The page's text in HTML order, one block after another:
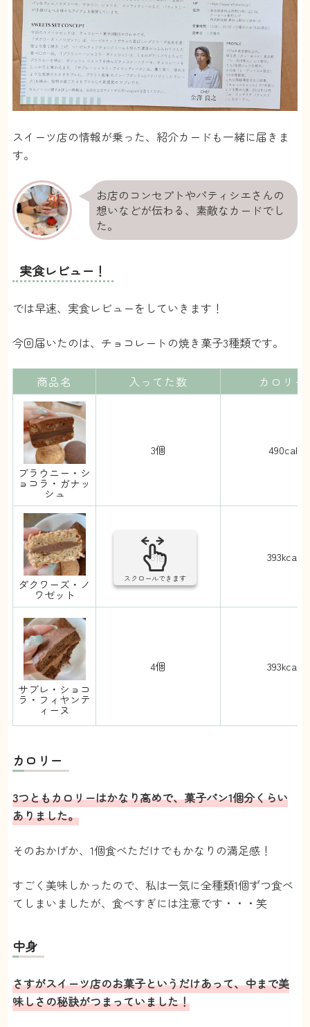
スイーツ店の情報が乗った、紹介カードも一緒に届きま
す。
お店のコンセプトやパティシエさんの
想いなどが伝わる、素敵なカードでし
た。
実食レビュー！
では早速、実食レビューをしていきます！
今回届いたのは、チョコレートの焼き菓子3種類です。
商品名 入ってた数 カロリー
ブラウニー・シ
ョコラ・ガナッ
シュ
3個 490cal
ダクワーズ・ノ
ワゼット
3個 393kcal
サブレ・ショコ
ラ・フィヤンテ
ィーヌ
4個 393kcal
スクロールできます
カロリー
3つともカロリーはかなり高めで、菓子パン1個分くらい
ありました。
そのおかげか、1個食べただけでもかなりの満足感！
すごく美味しかったので、私は一気に全種類1個ずつ食べ
てしまいましたが、食べすぎには注意です・・・笑
中身
さすがスイーツ店のお菓子というだけあって、中まで美
味しさの秘訣がつまっていました！